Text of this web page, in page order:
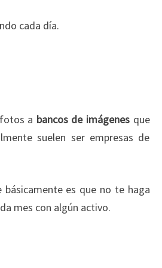
cada día.
a bancos de imágenesque
suelen ser empresas de
básicamente es que no te haga
mes con algún activo.